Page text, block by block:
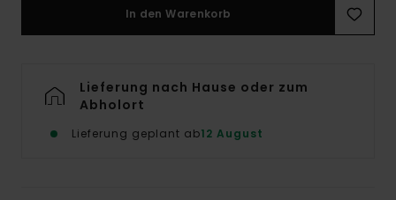
In den Warenkorb
Lieferung nach Hause oder zum
Abholort
Lieferung geplant ab12 August